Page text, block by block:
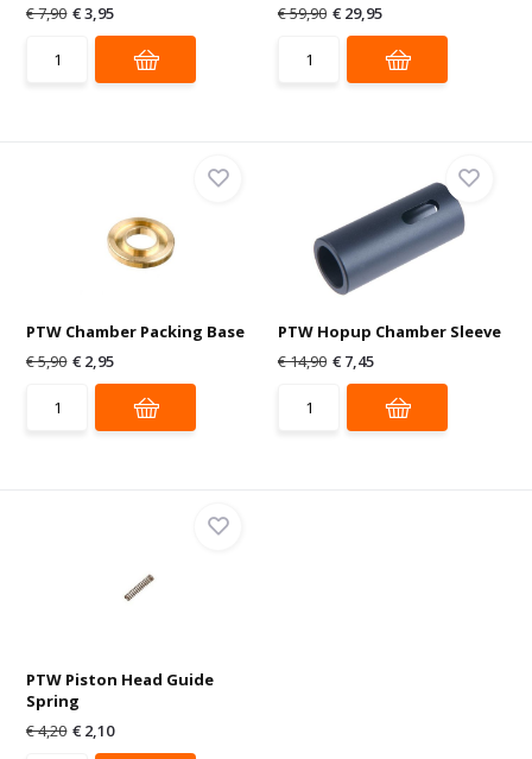
€ 7,90 € 3,95
€ 59,90 € 29,95
PTW Chamber Packing Base
€ 5,90 € 2,95
PTW Hopup Chamber Sleeve
€ 14,90 € 7,45
PTW Piston Head Guide
Spring
€ 4,20 € 2,10